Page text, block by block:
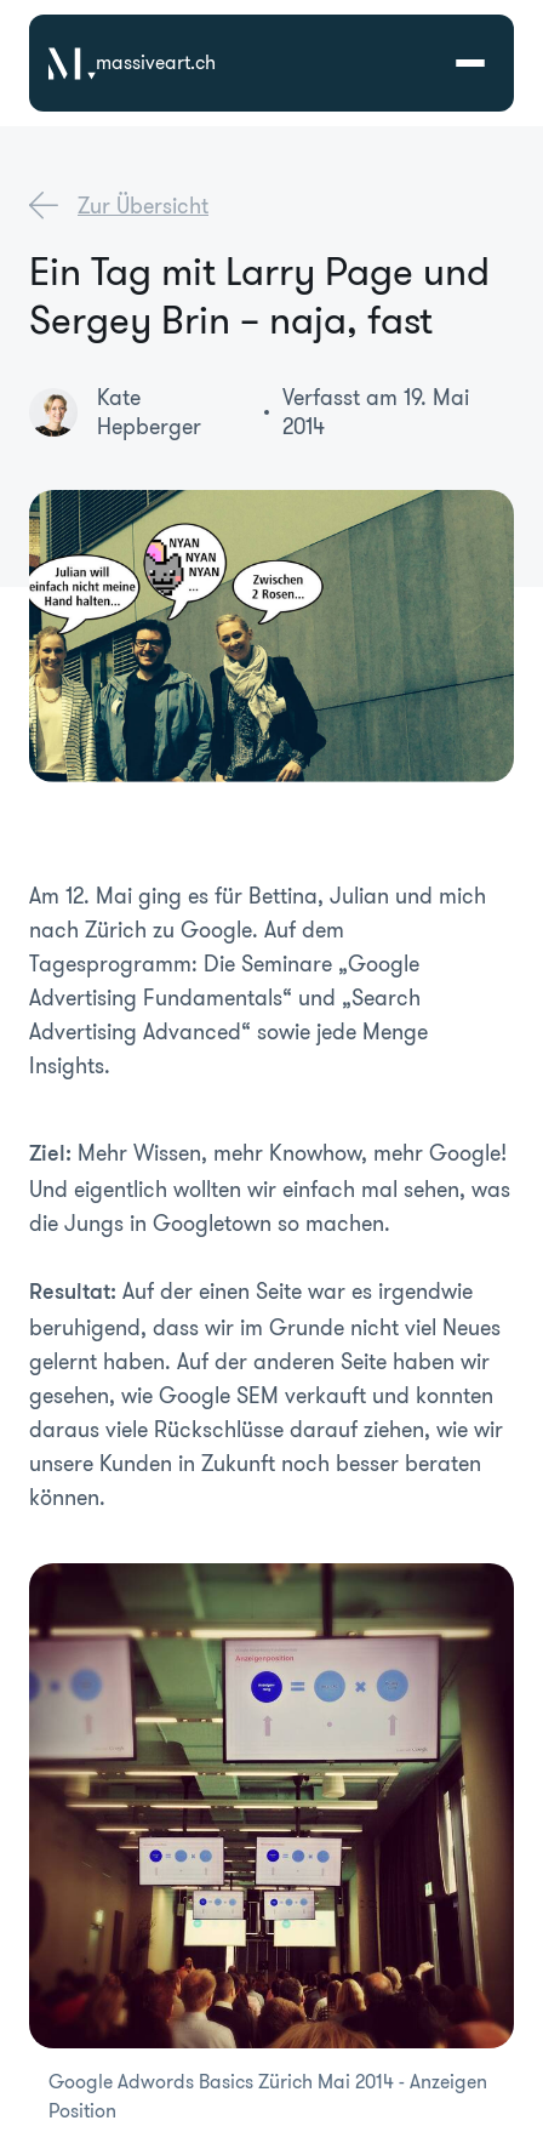
massiveart.ch
Referenzen
Branchen
Über Uns
Zur Übersicht
Ein Tag mit Larry Page und
Sergey Brin – naja, fast
Kate
Hepberger
Verfasst am 19. Mai
2014
Am 12. Mai ging es für Bettina, Julian und mich
nach Zürich zu Google. Auf dem
Tagesprogramm: Die Seminare „Google
Advertising Fundamentals“ und „Search
Advertising Advanced“ sowie jede Menge
Insights.
Ziel: Mehr Wissen, mehr Knowhow, mehr Google!
Und eigentlich wollten wir einfach mal sehen, was
die Jungs in Googletown so machen.
Resultat: Auf der einen Seite war es irgendwie
beruhigend, dass wir im Grunde nicht viel Neues
gelernt haben. Auf der anderen Seite haben wir
gesehen, wie Google SEM verkauft und konnten
daraus viele Rückschlüsse darauf ziehen, wie wir
unsere Kunden in Zukunft noch besser beraten
können.
Google Adwords Basics Zürich Mai 2014 - Anzeigen
Position